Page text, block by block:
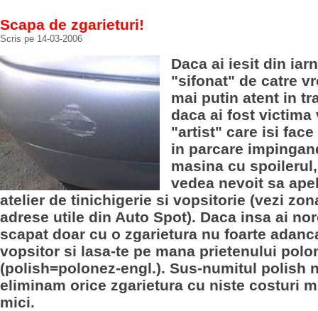
Scapa de zgarieturi!
Scris pe 14-03-2006
Daca ai iesit din
"sifonat" de catre
mai putin atent in
daca ai fost victima
"artist" care isi
in parcare
masina cu
vedea nevoit sa
atelier de tinichigerie si vopsitorie (vezi
adrese utile din Auto Spot). Daca insa ai
scapat doar cu o zgarietura nu foarte
vopsitor si lasa-te pe mana prietenului
(polish=polonez-engl.). Sus-numitul polish
eliminam orice zgarietura cu niste costuri
mici.